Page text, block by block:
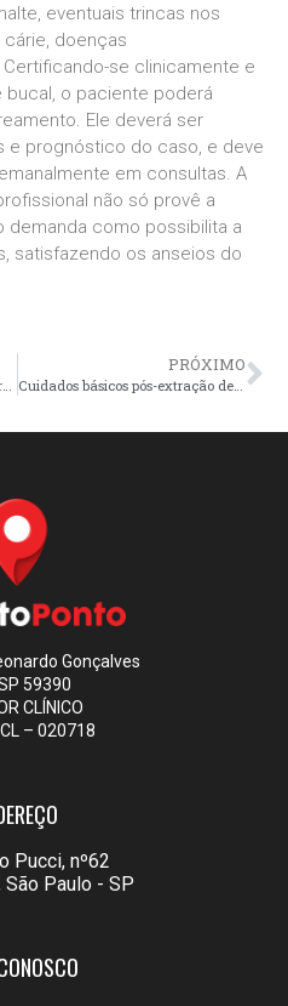
eventuais trincas nos
doenças
se clinicamente e
o paciente poderá
Ele deverá ser
e prognóstico do caso, e deve
em consultas. A
não só provê a
demanda como possibilita a
satisfazendo os anseios do
Existem alternativas para melhorar o meu sorriso?
PRÓXIMO
Cuidados básicos pós-extração dentária
Gonçalves
59390
CLÍNICO
– 020718
Pucci, nº62
São Paulo - SP